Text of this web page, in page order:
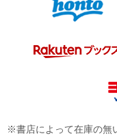
※書店によって在庫の無